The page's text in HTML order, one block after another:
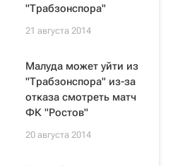
"Трабзонспора"
21 августа 2014
Малуда может уйти из
"Трабзонспора" из-за
отказа смотреть матч
ФК "Ростов"
20 августа 2014